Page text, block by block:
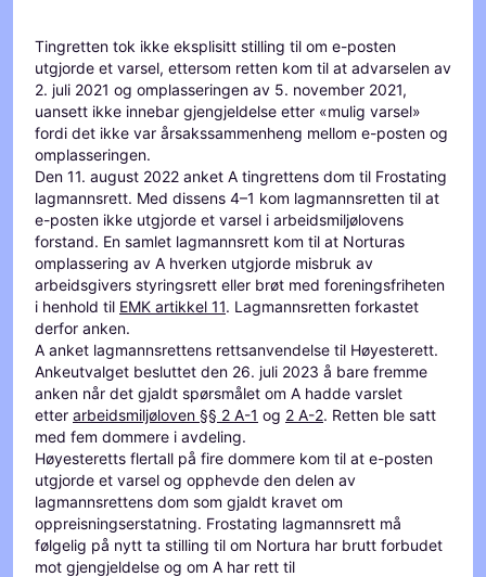
Tingretten tok ikke eksplisitt stilling til om e-posten
utgjorde et varsel, ettersom retten kom til at advarselen av
2. juli 2021 og omplasseringen av 5. november 2021,
uansett ikke innebar gjengjeldelse etter «mulig varsel»
fordi det ikke var årsakssammenheng mellom e-posten og
omplasseringen.
Den 11. august 2022 anket A tingrettens dom til Frostating
lagmannsrett. Med dissens 4–1 kom lagmannsretten til at
e-posten ikke utgjorde et varsel i arbeidsmiljølovens
forstand. En samlet lagmannsrett kom til at Norturas
omplassering av A hverken utgjorde misbruk av
arbeidsgivers styringsrett eller brøt med foreningsfriheten
i henhold til EMK artikkel 11. Lagmannsretten forkastet
derfor anken.
A anket lagmannsrettens rettsanvendelse til Høyesterett.
Ankeutvalget besluttet den 26. juli 2023 å bare fremme
anken når det gjaldt spørsmålet om A hadde varslet
etter arbeidsmiljøloven §§ 2 A-1 og 2 A-2. Retten ble satt
med fem dommere i avdeling.
Høyesteretts flertall på fire dommere kom til at e-posten
utgjorde et varsel og opphevde den delen av
lagmannsrettens dom som gjaldt kravet om
oppreisningserstatning. Frostating lagmannsrett må
følgelig på nytt ta stilling til om Nortura har brutt forbudet
mot gjengjeldelse og om A har rett til